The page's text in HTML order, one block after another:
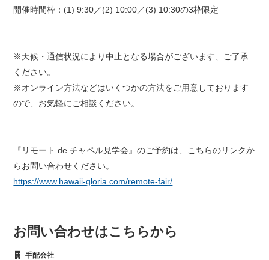
開催時間枠：(1) 9:30／(2) 10:00／(3) 10:30の3枠限定
※天候・通信状況により中止となる場合がございます、ご了承
ください。
※オンライン方法などはいくつかの方法をご用意しております
ので、お気軽にご相談ください。
『リモート de チャペル見学会』のご予約は、こちらのリンクか
らお問い合わせください。
https://www.hawaii-gloria.com/remote-fair/
お問い合わせはこちらから
手配会社